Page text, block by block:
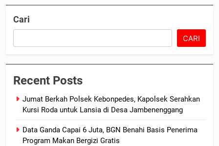
Cari
CARI
Recent Posts
Jumat Berkah Polsek Kebonpedes, Kapolsek Serahkan
Kursi Roda untuk Lansia di Desa Jambenenggang
Data Ganda Capai 6 Juta, BGN Benahi Basis Penerima
Program Makan Bergizi Gratis